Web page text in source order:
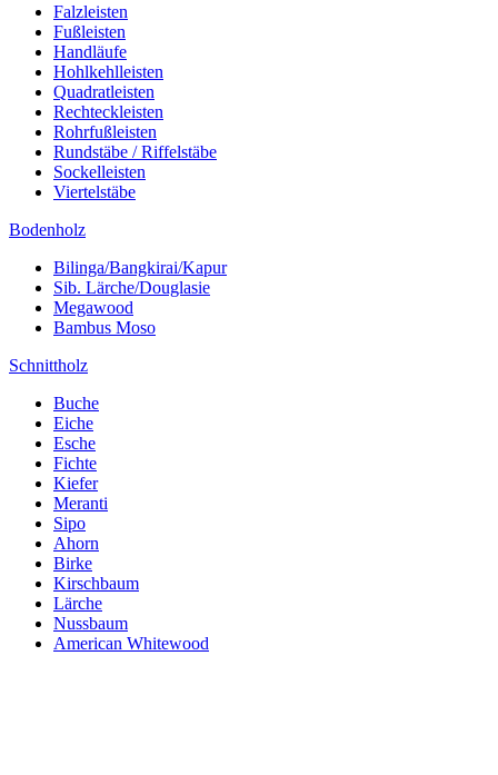
Falzleisten
Fußleisten
Handläufe
Hohlkehlleisten
Quadratleisten
Rechteckleisten
Rohrfußleisten
Rundstäbe / Riffelstäbe
Sockelleisten
Viertelstäbe
Bodenholz
Bilinga/Bangkirai/Kapur
Sib. Lärche/Douglasie
Megawood
Bambus Moso
Schnittholz
Buche
Eiche
Esche
Fichte
Kiefer
Meranti
Sipo
Ahorn
Birke
Kirschbaum
Lärche
Nussbaum
American Whitewood